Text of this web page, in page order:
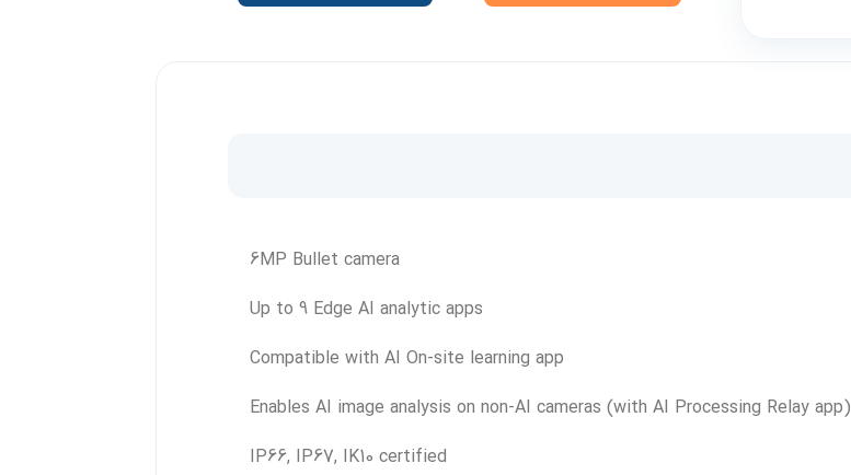
6MP Bullet camera
Up to 9 Edge AI analytic apps
Compatible with AI On-site learning app
Enables AI image analysis on non-AI cameras (with AI Processing Relay app)
IP66, IP67, IK10 certified